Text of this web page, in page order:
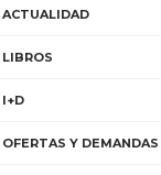
ACTUALIDAD
LIBROS
I+D
OFERTAS Y DEMANDAS